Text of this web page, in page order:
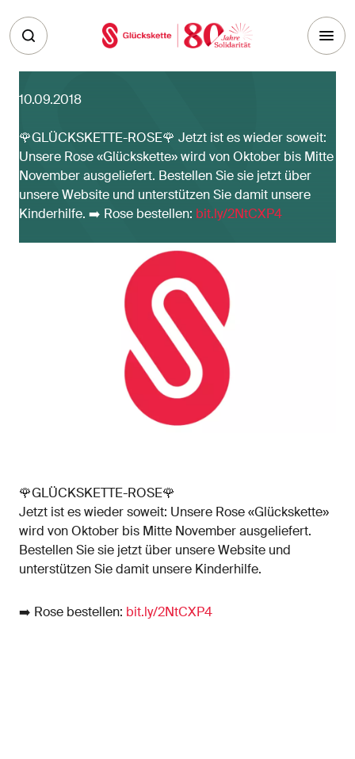
10.09.2018
🌹GLÜCKSKETTE-ROSE🌹 Jetzt ist es wieder soweit:
Unsere Rose «Glückskette» wird von Oktober bis Mitte
November ausgeliefert. Bestellen Sie sie jetzt über
unsere Website und unterstützen Sie damit unsere
Kinderhilfe. ➡️ Rose bestellen: bit.ly/2NtCXP4
🌹GLÜCKSKETTE-ROSE🌹
Jetzt ist es wieder soweit: Unsere Rose «Glückskette»
wird von Oktober bis Mitte November ausgeliefert.
Bestellen Sie sie jetzt über unsere Website und
unterstützen Sie damit unsere Kinderhilfe.
➡️ Rose bestellen: bit.ly/2NtCXP4